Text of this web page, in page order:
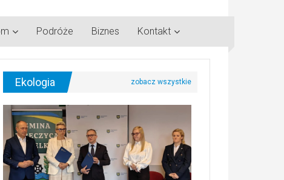
Podróże Biznes Kontakt
Ekologia